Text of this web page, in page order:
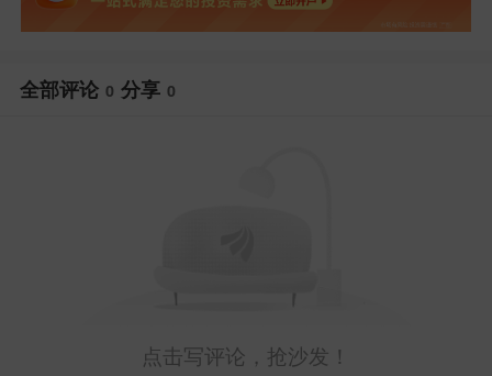
全部评论 0 分享 0
点击写评论，抢沙发！